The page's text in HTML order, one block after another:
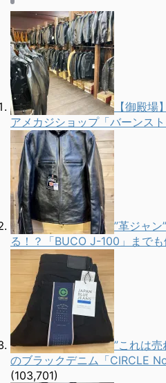
【御殿
アメカジショップ「バーンス
”革ジャ
る！？「BUCO J-100」までも
”これは
のブラックデニム「CIRCLE
(103,701)